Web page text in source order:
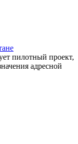
пилотный проект,
адресной